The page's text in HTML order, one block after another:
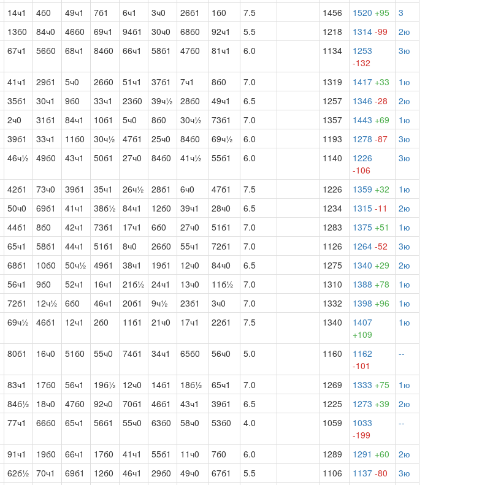
14ч1 4б0 49ч1 7б1 6ч1 3ч0 26б1 1б0 7.5 1456 1520 +95
3
13б0 84ч0 46б0 69ч1 94б1 30ч0 68б0 92ч1 5.5 1218 1314 -99
2ю
67ч1 56б0 68ч1 84б0 66ч1 58б1 47б0 81ч1 6.0 1134
1253
-132
3ю
41ч1 29б1 5ч0 26б0 51ч1 37б1 7ч1 8б0 7.0 1319 1417 +33
1ю
35б1 30ч1 9б0 33ч1 23б0 39ч½ 28б0 49ч1 6.5 1257 1346 -28
2ю
2ч0 31б1 84ч1 10б1 5ч0 8б0 30ч½ 73б1 7.0 1357 1443 +69
1ю
39б1 33ч1 11б0 30ч½ 47б1 25ч0 84б0 69ч½ 6.0 1193 1278 -87
3ю
46ч½ 49б0 43ч1 50б1 27ч0 84б0 41ч½ 55б1 6.0 1140
1226
-106
3ю
42б1 73ч0 39б1 35ч1 26ч½ 28б1 6ч0 47б1 7.5 1226 1359 +32
1ю
50ч0 69б1 41ч1 38б½ 84ч1 12б0 39ч1 28ч0 6.5 1234 1315 -11
2ю
44б1 8б0 42ч1 73б1 17ч1 6б0 27ч0 51б1 7.0 1283 1375 +51
1ю
65ч1 58б1 44ч1 51б1 8ч0 26б0 55ч1 72б1 7.0 1126 1264 -52
3ю
68б1 10б0 50ч½ 49б1 38ч1 19б1 12ч0 84ч0 6.5 1275 1340 +29
2ю
56ч1 9б0 52ч1 16ч1 21б½ 24ч1 13ч0 11б½ 7.0 1310 1388 +78
1ю
72б1 12ч½ 6б0 46ч1 20б1 9ч½ 23б1 3ч0 7.0 1332 1398 +96
1ю
69ч½ 46б1 12ч1 2б0 11б1 21ч0 17ч1 22б1 7.5 1340
1407
+109
1ю
80б1 16ч0 51б0 55ч0 74б1 34ч1 65б0 56ч0 5.0 1160
1162
-101
--
83ч1 17б0 56ч1 19б½ 12ч0 14б1 18б½ 65ч1 7.0 1269 1333 +75
1ю
84б½ 18ч0 47б0 92ч0 70б1 46б1 43ч1 39б1 6.5 1225 1273 +39
2ю
77ч1 66б0 65ч1 56б1 55ч0 63б0 58ч0 53б0 4.0 1059
1033
-199
--
91ч1 19б0 66ч1 17б0 41ч1 55б1 11ч0 7б0 6.0 1289 1291 +60
2ю
62б½ 70ч1 69б1 12б0 46ч1 29б0 49ч0 67б1 5.5 1106 1137 -80
3ю